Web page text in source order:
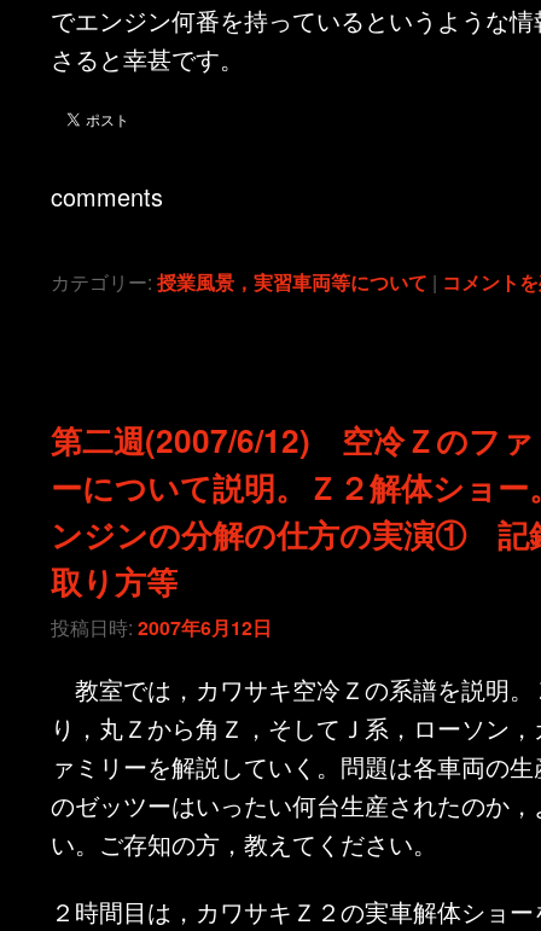
でエンジン何番を持っているというような
さると幸甚です。
comments
カテゴリー: 授業風景，実習車両等について | コメント
第二週(2007/6/12) 空冷Ｚのフ
ーについて説明。Ｚ２解体ショー
ンジンの分解の仕方の実演① 記
取り方等
投稿日時:2007年6月12日
教室では，カワサキ空冷Ｚの系譜を説明
り，丸Ｚから角Ｚ，そしてＪ系，ローソン
ァミリーを解説していく。問題は各車両の
のゼッツーはいったい何台生産されたのか
い。ご存知の方，教えてください。
２時間目は，カワサキＺ２の実車解体ショ